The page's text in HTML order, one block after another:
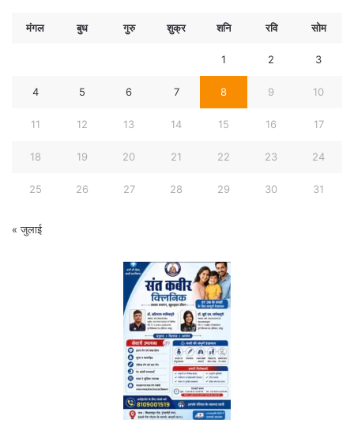
मंगल बुध गुरु शुक्र शनि रवि सोम
1 2 3
4 5 6 7 8 9 10
11 12 13 14 15 16 17
18 19 20 21 22 23 24
25 26 27 28 29 30 31
« जुलाई